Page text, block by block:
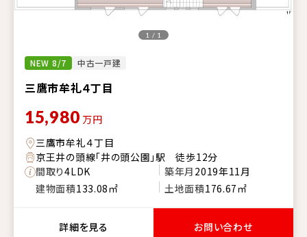
NEW 8/7 中古一戸建
三鷹市牟礼４丁目
1 / 1
15,980 万円
三鷹市牟礼４丁目
京王井の頭線「井の頭公園」駅 徒歩12分
間取り4LDK 築年月 2019年11月
建物面積133.08㎡ 土地面積176.67㎡
詳細を見る お問い合わせ